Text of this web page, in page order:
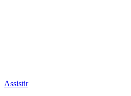
Assistir